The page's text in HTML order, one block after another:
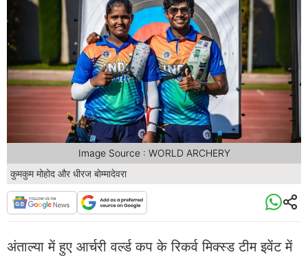
कुमकुम मोहोद और धीरज बोम्मादेवरा
Image Source : WORLD ARCHERY
अंताल्या में हुए आर्चरी वर्ल्ड कप के रिकर्व मिक्स्ड टीम इवेंट में